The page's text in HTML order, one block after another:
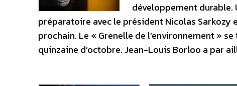
développement durable.
préparatoire avec le président Nicolas Sarkozy
prochain. Le « Grenelle de l’environnement »
quinzaine d’octobre. Jean-Louis Borloo a par